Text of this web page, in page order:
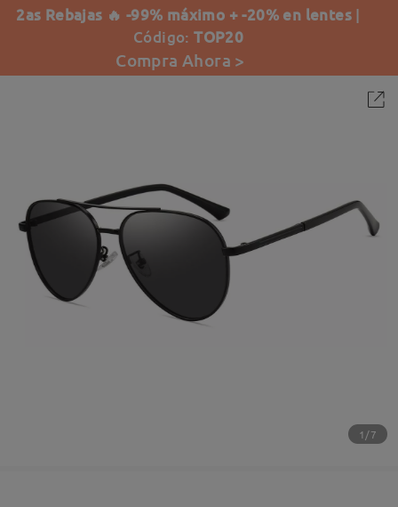
2as Rebajas 🔥 -99% máximo + -20% en lentes |
Código:TOP20
Compra Ahora >
1/7